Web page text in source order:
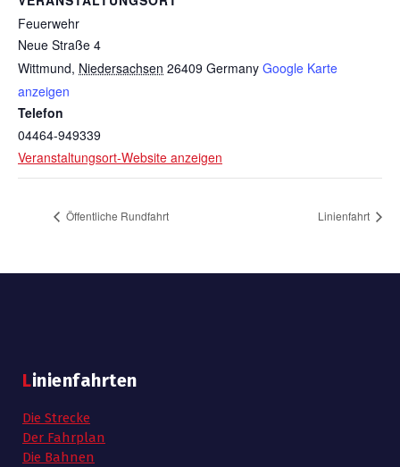
Feuerwehr
Neue Straße 4
Wittmund, Niedersachsen 26409 Germany Google Karte
anzeigen
Telefon
04464-949339
Veranstaltungsort-Website anzeigen
Öffentliche Rundfahrt Linienfahrt
Linienfahrten
Die Strecke
Der Fahrplan
Die Bahnen